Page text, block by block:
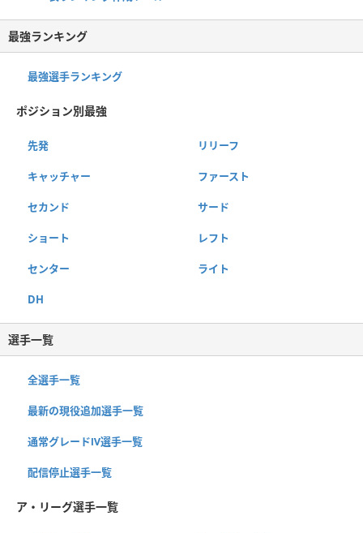
最強ランキング
最強選手ランキング
ポジション別最強
先発 リリーフ
キャッチャー ファースト
セカンド サード
ショート レフト
センター ライト
DH
選手一覧
全選手一覧
最新の現役追加選手一覧
通常グレードⅣ選手一覧
配信停止選手一覧
ア・リーグ選手一覧